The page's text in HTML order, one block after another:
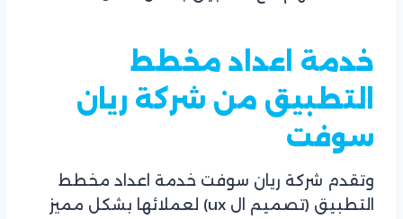
خدمة اعداد مخطط
التطبيق من شركة ريان
سوفت
وتقدم شركة ريان سوفت خدمة اعداد مخطط
التطبيق (تصميم ال ux) لعملائها بشكل مميز